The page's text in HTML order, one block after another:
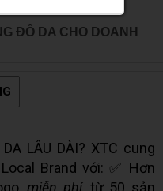
ĐỒ DA CHO DOANH
LÂU DÀI? XTC cung
Brand với: ✅ Hơn
miễn phítừ 50 sản